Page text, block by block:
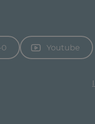
0 Youtube